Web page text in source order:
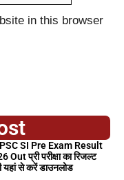
in this browser
SI Pre Exam Result
Out प्री परीक्षा का रिजल्ट
यहां से करें डाउनलोड